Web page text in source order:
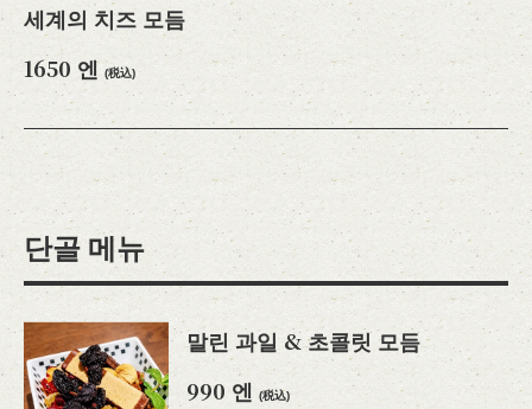
세계의 치즈 모듬
1650 엔 (税込)
단골 메뉴
말린 과일 & 초콜릿 모듬
990 엔 (税込)